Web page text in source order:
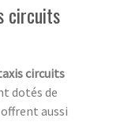
circuits
circuits
dotés de
aussi